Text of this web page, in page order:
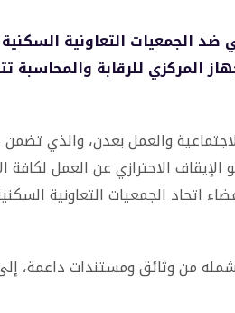
ضد الجمعيات التعاونية
المركزي للرقابة والمحاسبة
والعمل بعدن، والذي
الاحترازي عن العمل لكافة
اتحاد الجمعيات التعاونية
من وثائق ومستندات داعمة،